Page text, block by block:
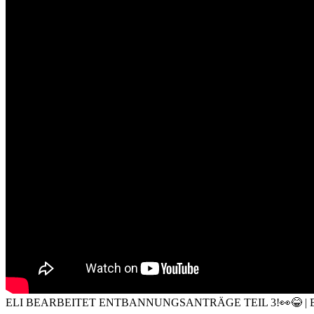
ELI BEARBEITET ENTBANNUNGSANTRÄGE TEIL 3!👀😂 |